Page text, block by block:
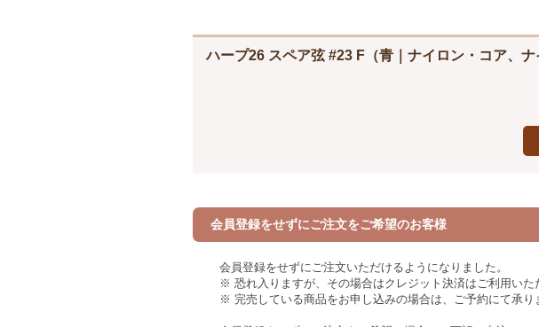
ハープ26 スペア弦 #23 F（青｜ナイロン・コア、ナ
会員登録をせずにご注文をご希望のお客様
会員登録をせずにご注文いただけるようになりました。
※ 恐れ入りますが、その場合はクレジット決済はご利用いた
※ 完売している商品をお申し込みの場合は、ご予約にて承り